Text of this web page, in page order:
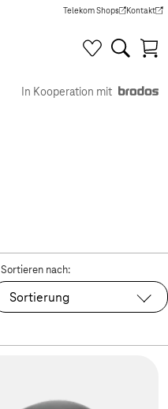
Telekom Shops
(Wird in einem neuen Tab
Kontakt
(Wird in
In Kooperation mit
Sortieren nach:
Sortierung